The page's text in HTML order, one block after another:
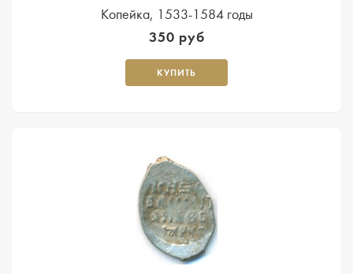
Копейка, 1533-1584 годы
350 руб
КУПИТЬ